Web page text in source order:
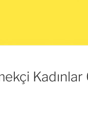
Kadınlar